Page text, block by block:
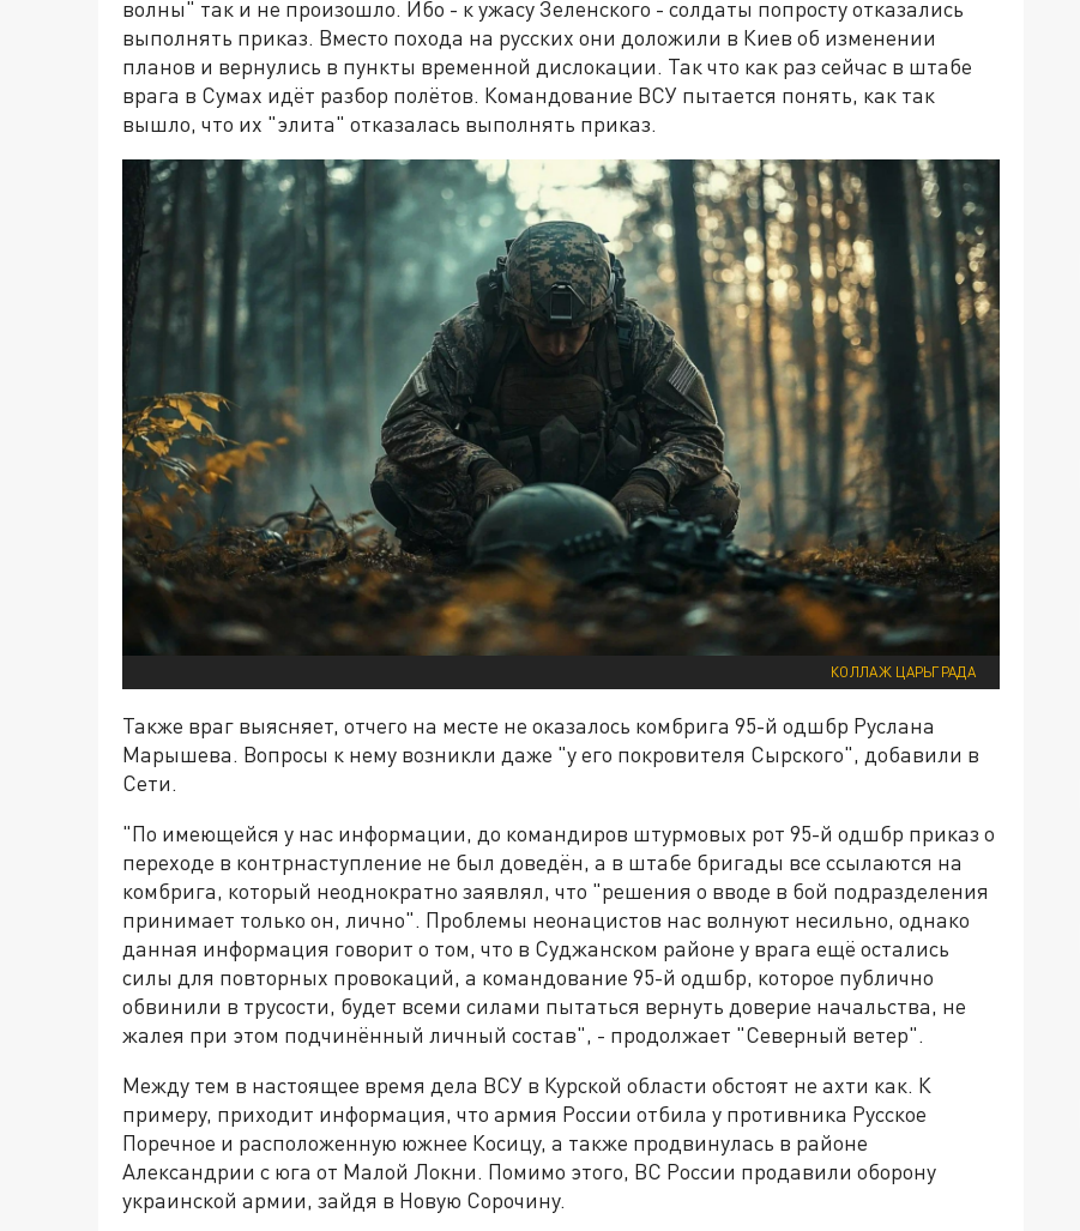
волны" так и не произошло. Ибо - к ужасу Зеленского - солдаты попросту отказались
выполнять приказ. Вместо похода на русских они доложили в Киев об изменении
планов и вернулись в пункты временной дислокации. Так что как раз сейчас в штабе
врага в Сумах идёт разбор полётов. Командование ВСУ пытается понять, как так
вышло, что их "элита" отказалась выполнять приказ.
КОЛЛАЖ ЦАРЬГРАДА
Также враг выясняет, отчего на месте не оказалось комбрига 95-й одшбр Руслана
Марышева. Вопросы к нему возникли даже "у его покровителя Сырского", добавили в
Сети.
"По имеющейся у нас информации, до командиров штурмовых рот 95-й одшбр приказ о
переходе в контрнаступление не был доведён, а в штабе бригады все ссылаются на
комбрига, который неоднократно заявлял, что "решения о вводе в бой подразделения
принимает только он, лично". Проблемы неонацистов нас волнуют несильно, однако
данная информация говорит о том, что в Суджанском районе у врага ещё остались
силы для повторных провокаций, а командование 95-й одшбр, которое публично
обвинили в трусости, будет всеми силами пытаться вернуть доверие начальства, не
жалея при этом подчинённый личный состав", - продолжает "Северный ветер".
Между тем в настоящее время дела ВСУ в Курской области обстоят не ахти как. К
примеру, приходит информация, что армия России отбила у противника Русское
Поречное и расположенную южнее Косицу, а также продвинулась в районе
Александрии с юга от Малой Локни. Помимо этого, ВС России продавили оборону
украинской армии, зайдя в Новую Сорочину.